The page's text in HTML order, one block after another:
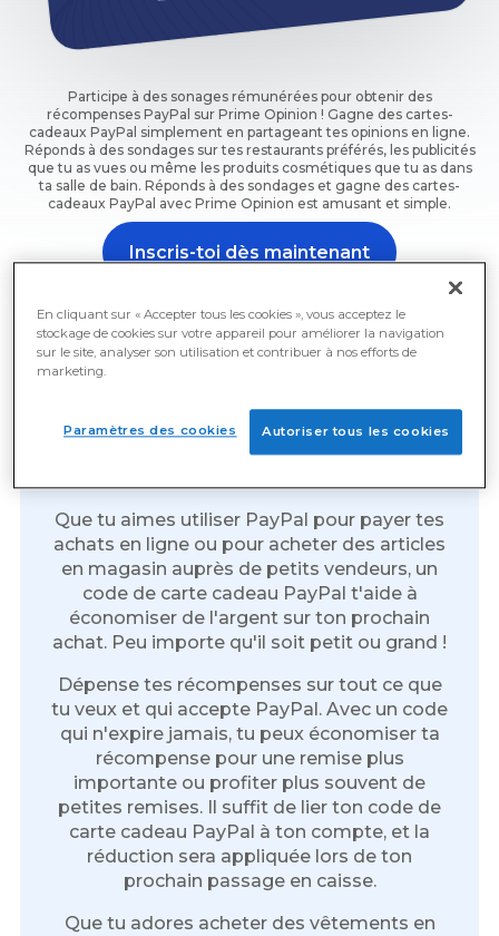
Participe à des sonages rémunérées pour obtenir des
récompenses PayPal sur Prime Opinion ! Gagne des cartes-
cadeaux PayPal simplement en partageant tes opinions en ligne.
Réponds à des sondages sur tes restaurants préférés, les publicités
que tu as vues ou même les produits cosmétiques que tu as dans
ta salle de bain. Réponds à des sondages et gagne des cartes-
cadeaux PayPal avec Prime Opinion est amusant et simple.
Inscris-toi dès maintenant
maintenant.
Sondages rémunérés :
Que tu aimes utiliser PayPal pour payer tes
achats en ligne ou pour acheter des articles
en magasin auprès de petits vendeurs, un
code de carte cadeau PayPal t'aide à
économiser de l'argent sur ton prochain
achat. Peu importe qu'il soit petit ou grand !
Dépense tes récompenses sur tout ce que
tu veux et qui accepte PayPal. Avec un code
qui n'expire jamais, tu peux économiser ta
récompense pour une remise plus
importante ou profiter plus souvent de
petites remises. Il suffit de lier ton code de
carte cadeau PayPal à ton compte, et la
réduction sera appliquée lors de ton
prochain passage en caisse.
Que tu adores acheter des vêtements en
En cliquant sur « Accepter tous les cookies », vous acceptez le
stockage de cookies sur votre appareil pour améliorer la navigation
sur le site, analyser son utilisation et contribuer à nos efforts de
marketing.
Autoriser tous les cookies
Paramètres des cookies